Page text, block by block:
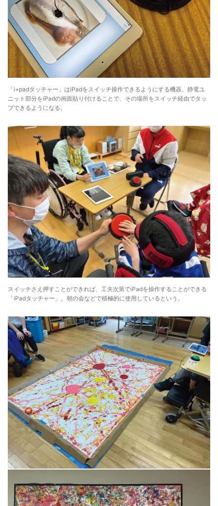
「i+padタッチャー」はiPadをスイッチ操作できるようにする機器。静電ユ
ニット部分をiPadの画面貼り付けることで、その場所をスイッチ経由でタッ
プできるようになる。
スイッチさえ押すことができれば、工夫次第でiPadを操作することができる
「iPadタッチャー」。朝の会などで積極的に使用しているという。